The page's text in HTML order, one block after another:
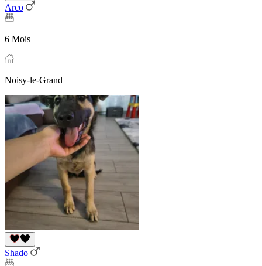
Arco
6 Mois
Noisy-le-Grand
Shado